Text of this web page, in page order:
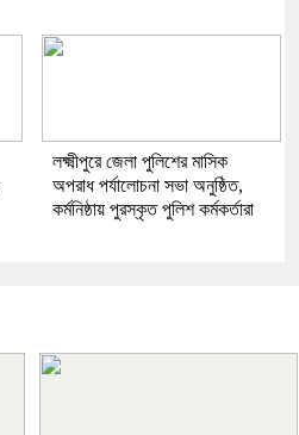
লক্ষ্মীপুরে জেলা পুলিশের মাসিক
অপরাধ পর্যালোচনা সভা অনুষ্ঠিত,
কর্মনিষ্ঠায় পুরস্কৃত পুলিশ কর্মকর্তারা